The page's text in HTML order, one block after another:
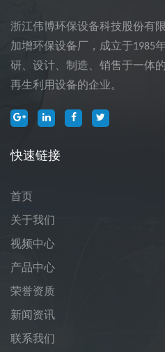
浙江伟博环保设备科技股份有
加增环保设备厂，成立于1985
研、设计、制造、销售于一体
再生利用设备的企业。
快速链接
首页
关于我们
视频中心
产品中心
荣誉资质
新闻资讯
联系我们